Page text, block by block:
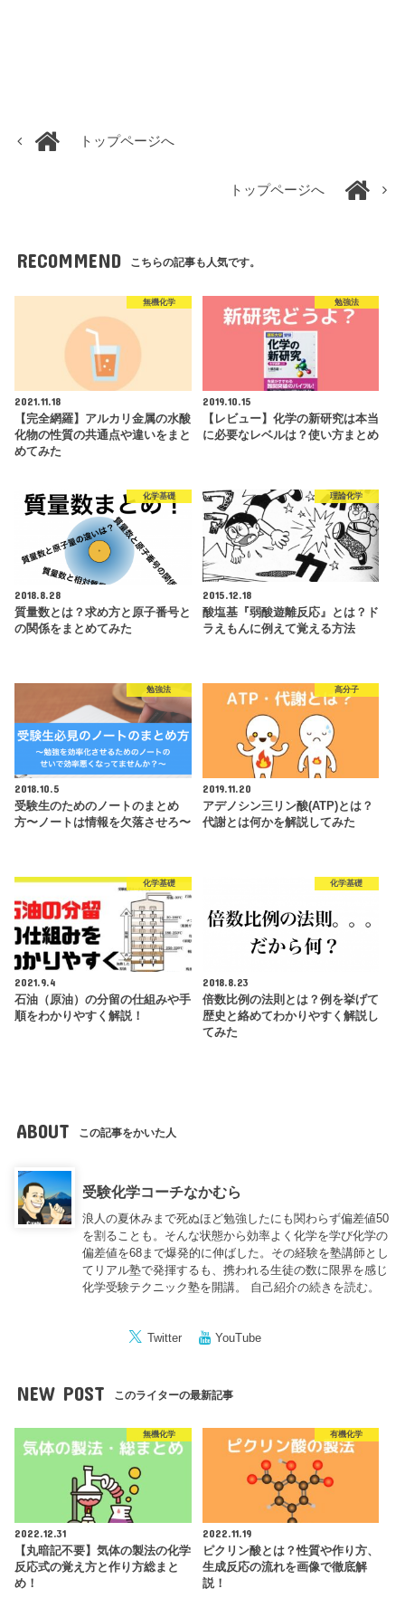
トップページへ
トップページへ
RECOMMEND こちらの記事も人気です。
無機化学
2021.11.18
【完全網羅】アルカリ金属の水酸
化物の性質の共通点や違いをまと
めてみた
勉強法
2019.10.15
【レビュー】化学の新研究は本当
に必要なレベルは？使い方まとめ
化学基礎
2018.8.28
質量数とは？求め方と原子番号と
の関係をまとめてみた
理論化学
2015.12.18
酸塩基『弱酸遊離反応』とは？ド
ラえもんに例えて覚える方法
勉強法
2018.10.5
受験生のためのノートのまとめ
方〜ノートは情報を欠落させろ〜
高分子
2019.11.20
アデノシン三リン酸(ATP)とは？
代謝とは何かを解説してみた
化学基礎
2021.9.4
石油（原油）の分留の仕組みや手
順をわかりやすく解説！
化学基礎
2018.8.23
倍数比例の法則とは？例を挙げて
歴史と絡めてわかりやすく解説し
てみた
ABOUT この記事をかいた人
受験化学コーチなかむら
浪人の夏休みまで死ぬほど勉強したにも関わらず偏差値50
を割ることも。そんな状態から効率よく化学を学び化学の
偏差値を68まで爆発的に伸ばした。その経験を塾講師とし
てリアル塾で発揮するも、携われる生徒の数に限界を感じ
化学受験テクニック塾を開講。 自己紹介の続きを読む。
Twitter YouTube
NEW POST このライターの最新記事
無機化学
2022.12.31
【丸暗記不要】気体の製法の化学
反応式の覚え方と作り方総まと
め！
有機化学
2022.11.19
ピクリン酸とは？性質や作り方、
生成反応の流れを画像で徹底解
説！